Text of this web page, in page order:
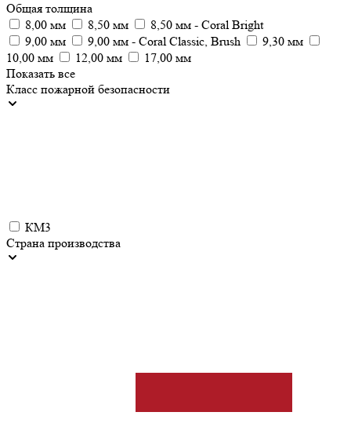
Общая толщина
8,00 мм
8,50 мм
8,50 мм - Coral Bright
9,00 мм
9,00 мм - Coral Classic, Brush
9,30 мм
10,00 мм
12,00 мм
17,00 мм
Показать все
Класс пожарной безопасности
КМ3
Страна производства